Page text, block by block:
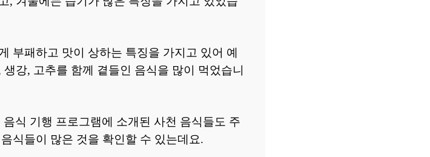
부패하고 맛이 상하는 특징을 가지고 있어 예
강, 고추를 함께 곁들인 음식을 많이 먹었습니
음식 기행 프로그램에 소개된 사천 음식들도 주
식들이 많은 것을 확인할 수 있는데요.